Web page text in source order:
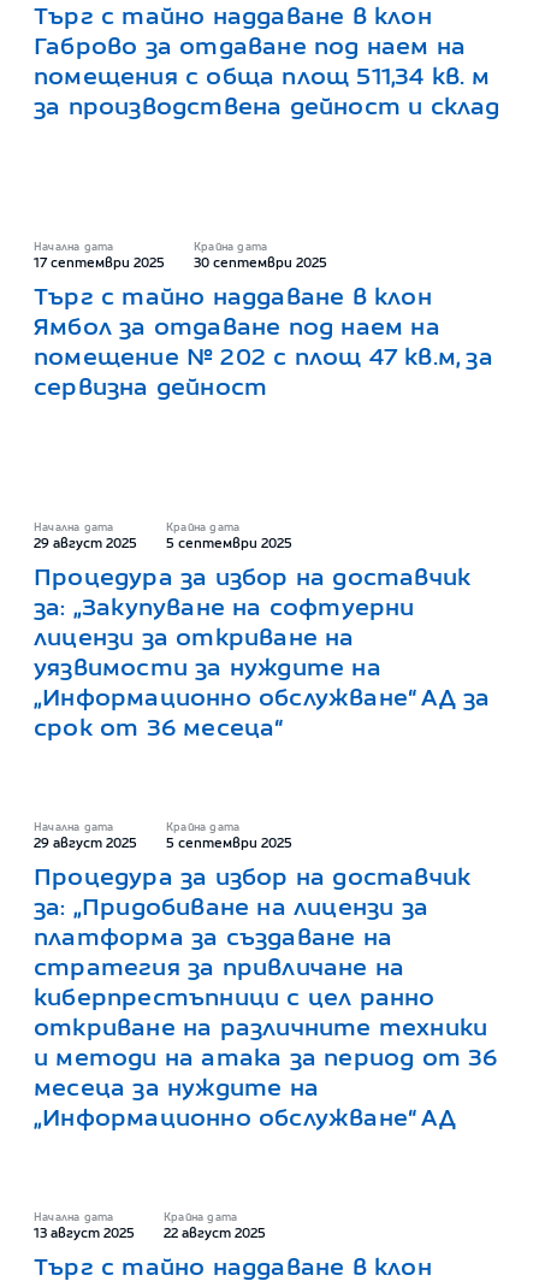
Търг с тайно наддаване в клон
Габрово за отдаване под наем на
помещения с обща площ 511,34 кв. м
за производствена дейност и склад
Начална дата
17 септември 2025
Крайна дата
30 септември 2025
Търг с тайно наддаване в клон
Ямбол за отдаване под наем на
помещение № 202 с площ 47 кв.м, за
сервизна дейност
Начална дата
29 август 2025
Крайна дата
5 септември 2025
Процедура за избор на доставчик
за: „Закупуване на софтуерни
лицензи за откриване на
уязвимости за нуждите на
„Информационно обслужване“ АД за
срок от 36 месеца“
Начална дата
29 август 2025
Крайна дата
5 септември 2025
Процедура за избор на доставчик
за: „Придобиване на лицензи за
платформа за създаване на
стратегия за привличане на
киберпрестъпници с цел ранно
откриване на различните техники
и методи на атака за период от 36
месеца за нуждите на
„Информационно обслужване“ АД
Начална дата
13 август 2025
Крайна дата
22 август 2025
Търг с тайно наддаване в клон